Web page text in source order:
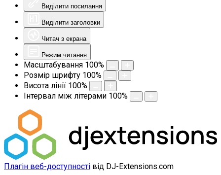
Виділити посилання
Виділити заголовки
Читач з екрана
Режим читання
Масштабування 100%
Розмір шрифту 100%
Висота лінії 100%
Інтервал між літерами 100%
Плагін веб-доступності від DJ-Extensions.com